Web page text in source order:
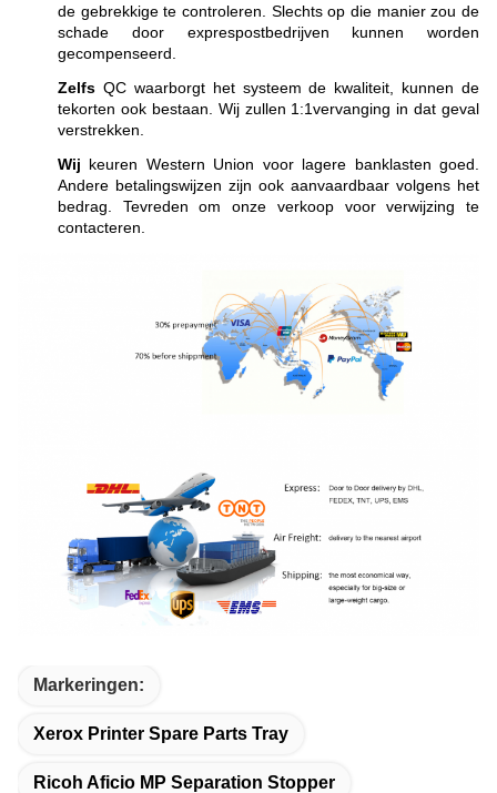
de gebrekkige te controleren. Slechts op die manier zou de
schade door exprespostbedrijven kunnen worden
gecompenseerd.
Zelfs QC waarborgt het systeem de kwaliteit, kunnen de
tekorten ook bestaan. Wij zullen 1:1vervanging in dat geval
verstrekken.
Wij keuren Western Union voor lagere banklasten goed.
Andere betalingswijzen zijn ook aanvaardbaar volgens het
bedrag. Tevreden om onze verkoop voor verwijzing te
contacteren.
Markeringen:
Xerox Printer Spare Parts Tray
Ricoh Aficio MP Separation Stopper